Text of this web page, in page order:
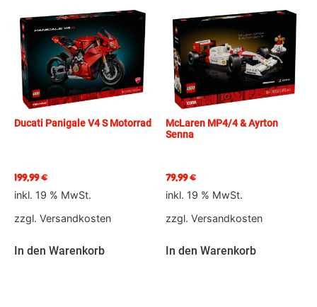
Ducati Panigale V4 S Motorrad
199,99€
inkl. 19 % MwSt.
zzgl. Versandkosten
In den Warenkorb
McLaren MP4/4 & Ayrton
Senna
79,99€
inkl. 19 % MwSt.
zzgl. Versandkosten
In den Warenkorb